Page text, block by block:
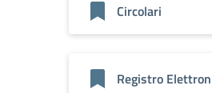
Circolari
Registro